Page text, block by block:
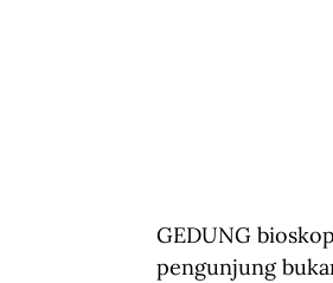
GEDUNG
pengunjung